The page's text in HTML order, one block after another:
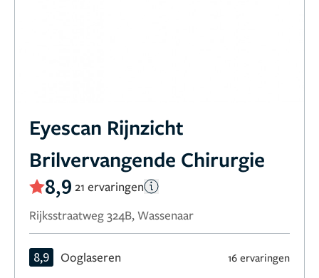
Eyescan Rijnzicht
Brilvervangende Chirurgie
8,9 21 ervaringen
Rijksstraatweg 324B, Wassenaar
8,9 Ooglaseren 16 ervaringen